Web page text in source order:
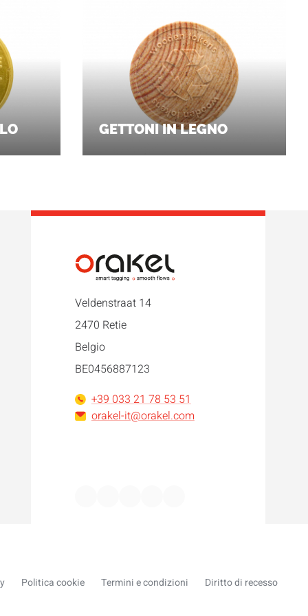
GETTONI IN LEGNO
Veldenstraat 14
2470 Retie
Belgio
BE0456887123
+39 033 21 78 53 51
orakel-it@orakel.com
Politica cookie Termini e condizioni Diritto di recesso